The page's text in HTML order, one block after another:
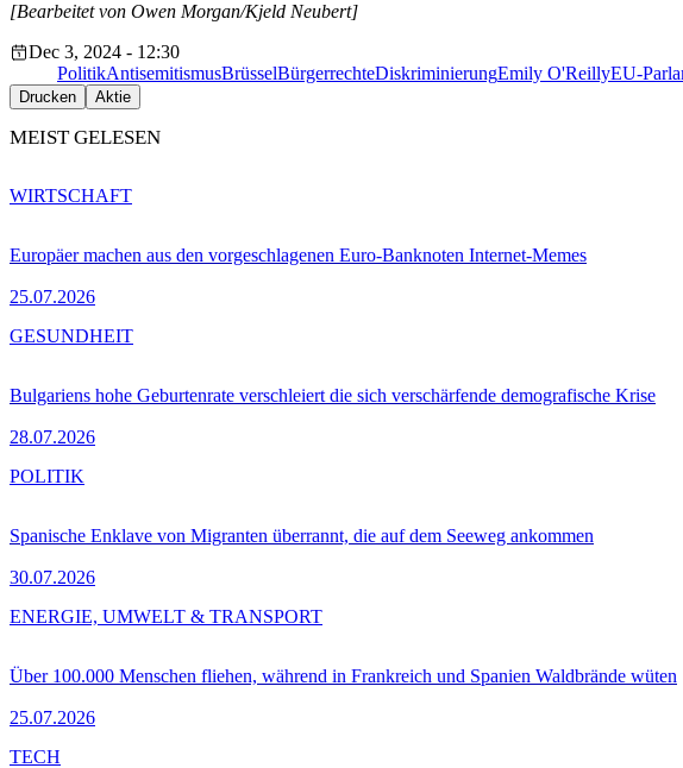
[Bearbeitet von Owen Morgan/Kjeld Neubert]
Dec 3, 2024 - 12:30
PolitikAntisemitismusBrüsselBürgerrechteDiskriminierungEmily O'ReillyEU-
Drucken Aktie
MEIST GELESEN
Europäer machen aus den vorgeschlagenen Euro-Banknoten Internet-Memes
25.07.2026
WIRTSCHAFT
Bulgariens hohe Geburtenrate verschleiert die sich verschärfende demografische Krise
28.07.2026
GESUNDHEIT
Spanische Enklave von Migranten überrannt, die auf dem Seeweg ankommen
30.07.2026
POLITIK
Über 100.000 Menschen fliehen, während in Frankreich und Spanien Waldbrände wüten
25.07.2026
ENERGIE, UMWELT & TRANSPORT
TECH